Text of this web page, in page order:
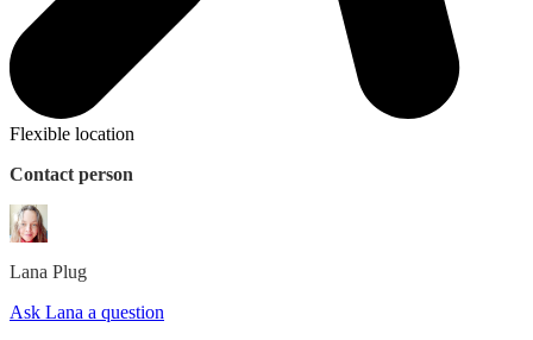
Flexible location
Contact person
Lana Plug
Ask Lana a question